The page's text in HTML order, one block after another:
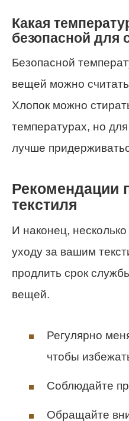
Какая
безопасной для
Безопасной
вещей можно
Хлопок можно
температурах, но
лучше
Рекомендации
текстиля
И наконец,
уходу за вашим
продлить срок
вещей.
Регулярно
чтобы
Соблюдайте
Обращайте